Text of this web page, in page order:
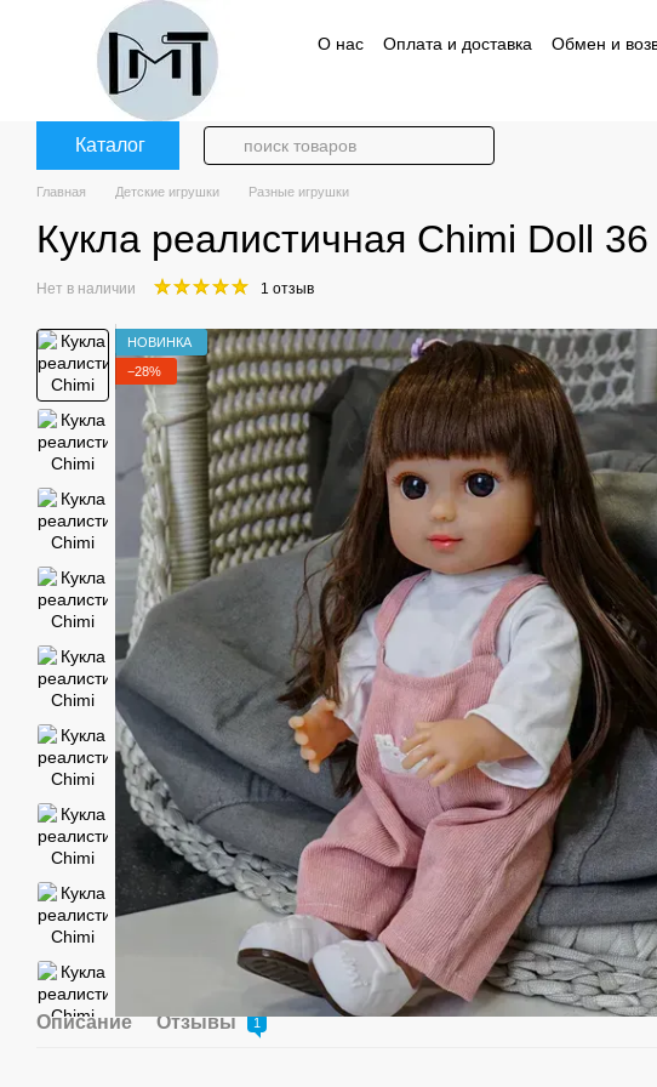
Перейти к основному контенту
О нас
Оплата и доставка Обмен и
Каталог
Главная Детские игрушки Разные игрушки
Кукла реалистичная Chimi Doll
Нет в наличии 1 отзыв
НОВИНКА
−28%
Описание Отзывы 1